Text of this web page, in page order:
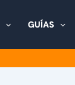
GUÍAS